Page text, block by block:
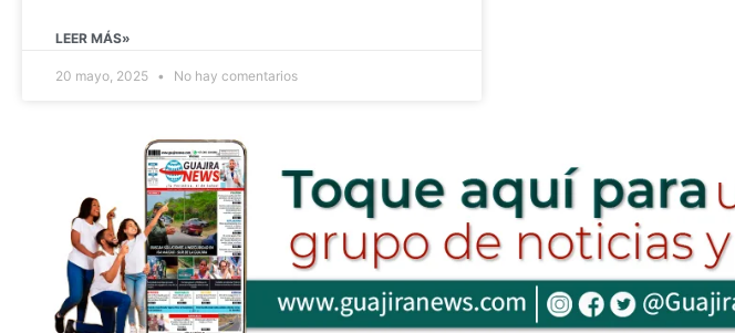
LEER MÁS»
20 mayo, 2025 No hay comentarios